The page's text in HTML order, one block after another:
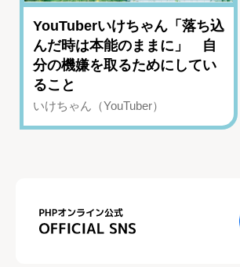
YouTuberいけちゃん「落ち込
んだ時は本能のままに」 自
分の機嫌を取るためにしてい
ること
いけちゃん（YouTuber）